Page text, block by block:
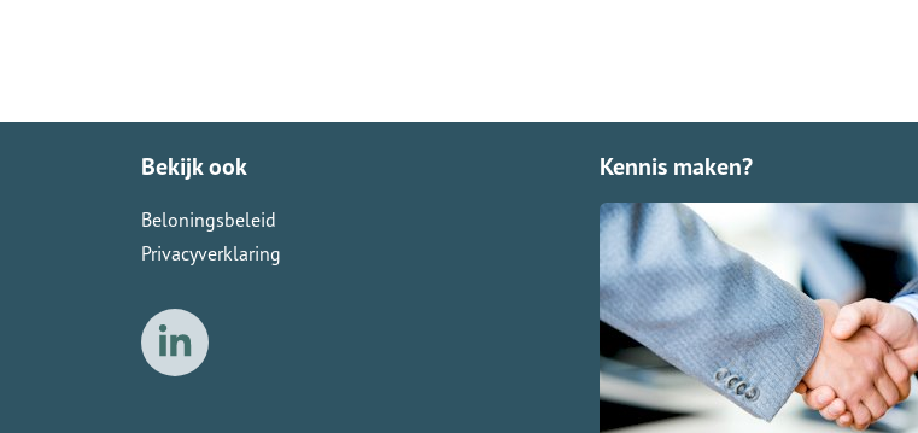
Bekijk ook
Beloningsbeleid
Privacyverklaring
Kennis maken?